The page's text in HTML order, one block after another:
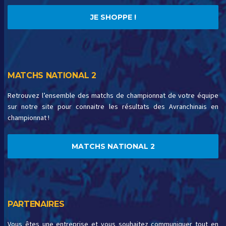
JE SHOPPE !
MATCHS NATIONAL 2
Retrouvez l’ensemble des matchs de championnat de votre équipe
sur notre site pour connaitre les résultats des Avranchinais en
championnat !
MATCHS NATIONAL 2
PARTENAIRES